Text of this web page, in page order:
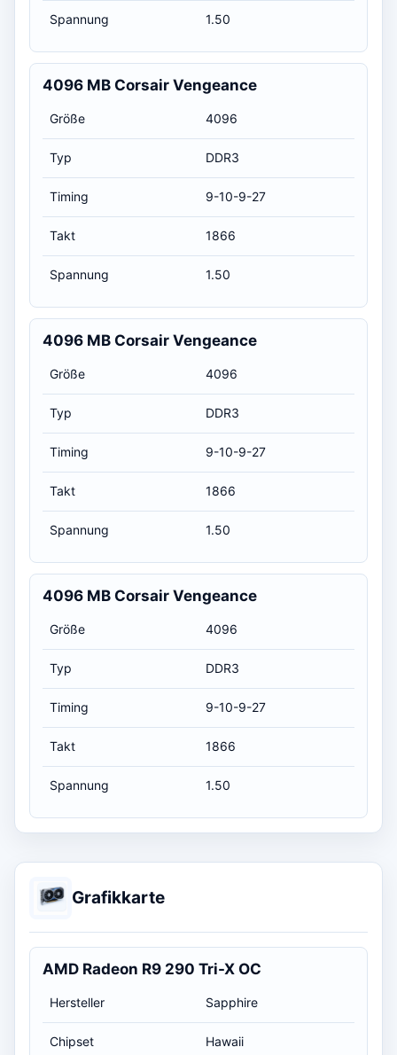
Spannung 1.50
4096 MB Corsair Vengeance
Größe 4096
Typ DDR3
Timing 9-10-9-27
Takt 1866
Spannung 1.50
4096 MB Corsair Vengeance
Größe 4096
Typ DDR3
Timing 9-10-9-27
Takt 1866
Spannung 1.50
4096 MB Corsair Vengeance
Größe 4096
Typ DDR3
Timing 9-10-9-27
Takt 1866
Spannung 1.50
Grafikkarte
AMD Radeon R9 290 Tri-X OC
Hersteller Sapphire
Chipset Hawaii